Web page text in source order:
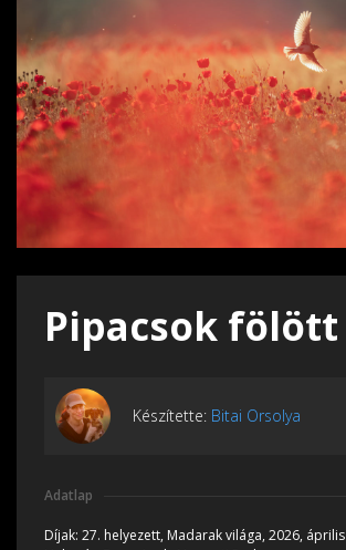
Pipacsok fölött
Készítette: Bitai Orsolya
Adatlap
Díjak: 27. helyezett, Madarak világa, 2026, április